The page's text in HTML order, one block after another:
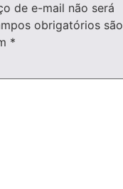
de e-mail não será
obrigatórios são
*